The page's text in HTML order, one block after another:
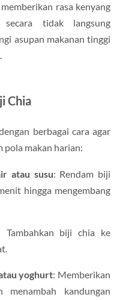
rasa kenyang
tidak langsung
asupan makanan tinggi
Chia
berbagai cara agar
pola makan harian:
atau susu: Rendam biji
hingga mengembang
Tambahkan biji chia ke
yoghurt: Memberikan
kandungan